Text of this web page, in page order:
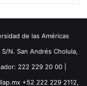
de las Américas
N. San Andrés Cholula,
222 229 20 00 |
+52 222 229 2112,